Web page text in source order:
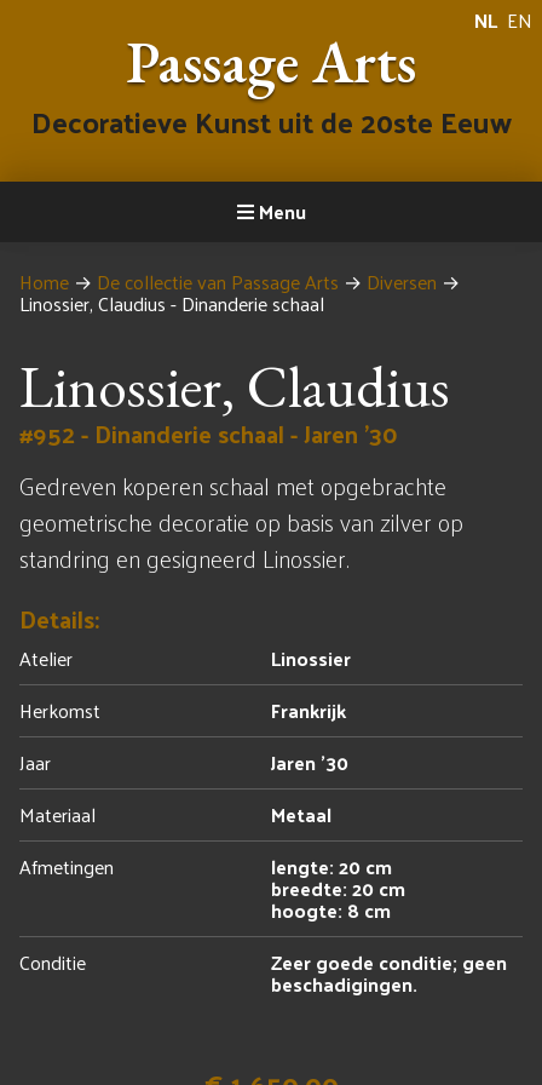
NL EN
Passage Arts
Decoratieve Kunst uit de 20ste Eeuw
Menu
Home → De collectie van Passage Arts → Diversen →
Linossier, Claudius - Dinanderie schaal
Linossier, Claudius
#952 - Dinanderie schaal - Jaren '30
Gedreven koperen schaal met opgebrachte
geometrische decoratie op basis van zilver op
standring en gesigneerd Linossier.
Details:
Atelier
Linossier
Herkomst
Frankrijk
Jaar
Jaren '30
Materiaal
Metaal
Afmetingen
lengte: 20 cm
breedte: 20 cm
hoogte: 8 cm
Conditie
Zeer goede conditie; geen
beschadigingen.